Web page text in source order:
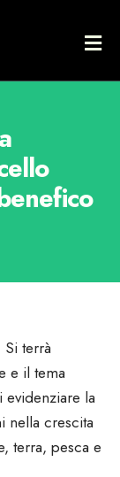
Si terrà
e il tema
evidenziare la
nella crescita
terra, pesca e